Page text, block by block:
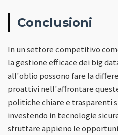
Conclusioni
In un settore competitivo
la gestione efficace dei big
all'oblio possono fare la
proattivi nell'affrontare
politiche chiare e trasparenti
investendo in tecnologie
sfruttare appieno le